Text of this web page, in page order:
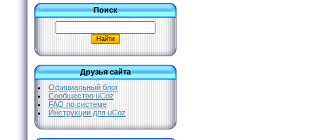
Поиск
Друзья сайта
Официальный блог
Сообщество uCoz
FAQ по системе
Инструкции для uCoz